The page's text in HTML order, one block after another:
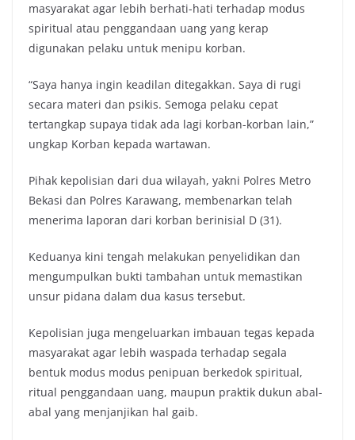
masyarakat agar lebih berhati-hati terhadap modus
spiritual atau penggandaan uang yang kerap
digunakan pelaku untuk menipu korban.
“Saya hanya ingin keadilan ditegakkan. Saya di rugi
secara materi dan psikis. Semoga pelaku cepat
tertangkap supaya tidak ada lagi korban-korban lain,”
ungkap Korban kepada wartawan.
Pihak kepolisian dari dua wilayah, yakni Polres Metro
Bekasi dan Polres Karawang, membenarkan telah
menerima laporan dari korban berinisial D (31).
Keduanya kini tengah melakukan penyelidikan dan
mengumpulkan bukti tambahan untuk memastikan
unsur pidana dalam dua kasus tersebut.
Kepolisian juga mengeluarkan imbauan tegas kepada
masyarakat agar lebih waspada terhadap segala
bentuk modus modus penipuan berkedok spiritual,
ritual penggandaan uang, maupun praktik dukun abal-
abal yang menjanjikan hal gaib.